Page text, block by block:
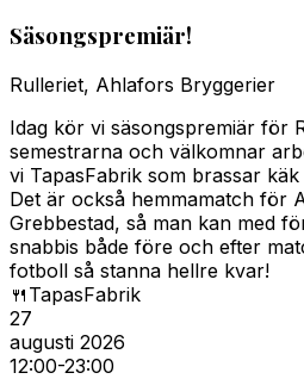
Säsongspremiär!
Rulleriet, Ahlafors Bryggerier
Idag kör vi säsongspremiär för
semestrarna och välkomnar
vi TapasFabrik som brassar käk
Det är också hemmamatch för
Grebbestad, så man kan med
snabbis både före och efter
fotboll så stanna hellre kvar!
🍴 TapasFabrik
27
augusti 2026
12:00-23:00